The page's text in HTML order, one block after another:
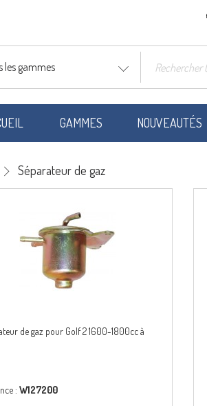
les gammes
GAMMES NOUVEAUTÉS
Séparateur de gaz
de gaz pour Golf 2 1600-1800cc à
: W127200